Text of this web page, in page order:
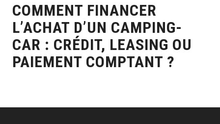
COMMENT FINANCER
L’ACHAT D’UN CAMPING-
CAR : CRÉDIT, LEASING OU
PAIEMENT COMPTANT ?